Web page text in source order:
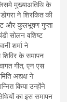
मुख्याअतिथि के
ने शिरकित की
और कुलभूषण गुप्ता
सोलन वशिष्ट
शर्मा ने
शिविर के समापन
गीत, एन एस
अद्यक्ष ने
किया उन्होंने
का इस समापन